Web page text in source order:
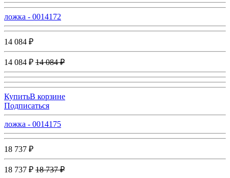
ложка - 0014172
14 084 ₽
14 084 ₽ 14 084 ₽
КупитьВ корзине
Подписаться
ложка - 0014175
18 737 ₽
18 737 ₽ 18 737 ₽